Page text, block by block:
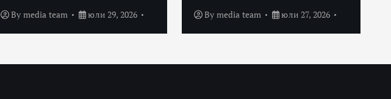
By media team юли 29, 2026 By media team юли 27, 2026